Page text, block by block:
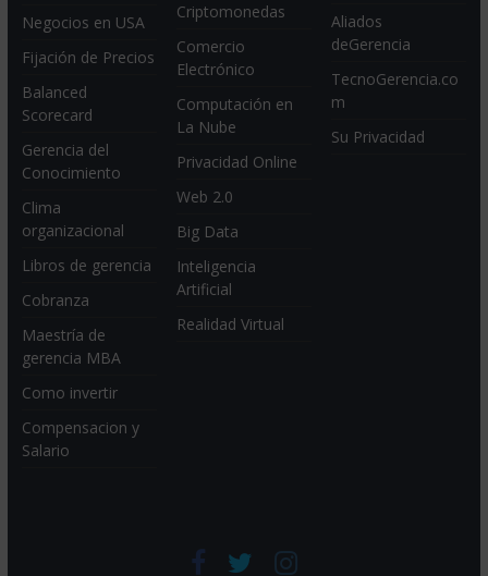
Negocios en USA
Fijación de Precios
Balanced
Scorecard
Gerencia del
Conocimiento
Clima
organizacional
Libros de gerencia
Cobranza
Maestría de
gerencia MBA
Como invertir
Compensacion y
Salario
Criptomonedas
Comercio
Electrónico
Computación en
La Nube
Privacidad Online
Web 2.0
Big Data
Inteligencia
Artificial
Realidad Virtual
Aliados
deGerencia
TecnoGerencia.co
m
Su Privacidad